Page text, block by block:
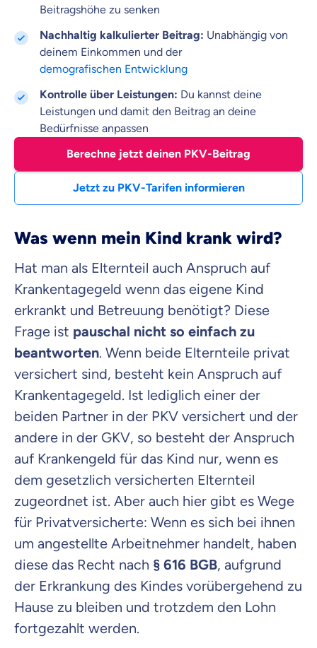
Beitragshöhe zu senken
Nachhaltig kalkulierter Beitrag: Unabhängig von
deinem Einkommen und der
demografischen Entwicklung
Kontrolle über Leistungen: Du kannst deine
Leistungen und damit den Beitrag an deine
Bedürfnisse anpassen
Berechne jetzt deinen PKV-Beitrag
Jetzt zu PKV-Tarifen informieren
Was wenn mein Kind krank wird?
Hat man als Elternteil auch Anspruch auf
Krankentagegeld wenn das eigene Kind
erkrankt und Betreuung benötigt? Diese
Frage ist pauschal nicht so einfach zu
beantworten. Wenn beide Elternteile privat
versichert sind, besteht kein Anspruch auf
Krankentagegeld. Ist lediglich einer der
beiden Partner in der PKV versichert und der
andere in der GKV, so besteht der Anspruch
auf Krankengeld für das Kind nur, wenn es
dem gesetzlich versicherten Elternteil
zugeordnet ist. Aber auch hier gibt es Wege
für Privatversicherte: Wenn es sich bei ihnen
um angestellte Arbeitnehmer handelt, haben
diese das Recht nach § 616 BGB, aufgrund
der Erkrankung des Kindes vorübergehend zu
Hause zu bleiben und trotzdem den Lohn
fortgezahlt werden.